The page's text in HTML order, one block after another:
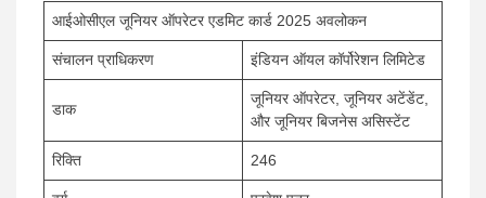
आईओसीएल जूनियर ऑपरेटर एडमिट कार्ड 2025 अवलोकन
संचालन प्राधिकरण इंडियन ऑयल कॉर्पोरेशन लिमिटेड
डाक
जूनियर ऑपरेटर, जूनियर अटेंडेंट,
और जूनियर बिजनेस असिस्टेंट
रिक्ति 246